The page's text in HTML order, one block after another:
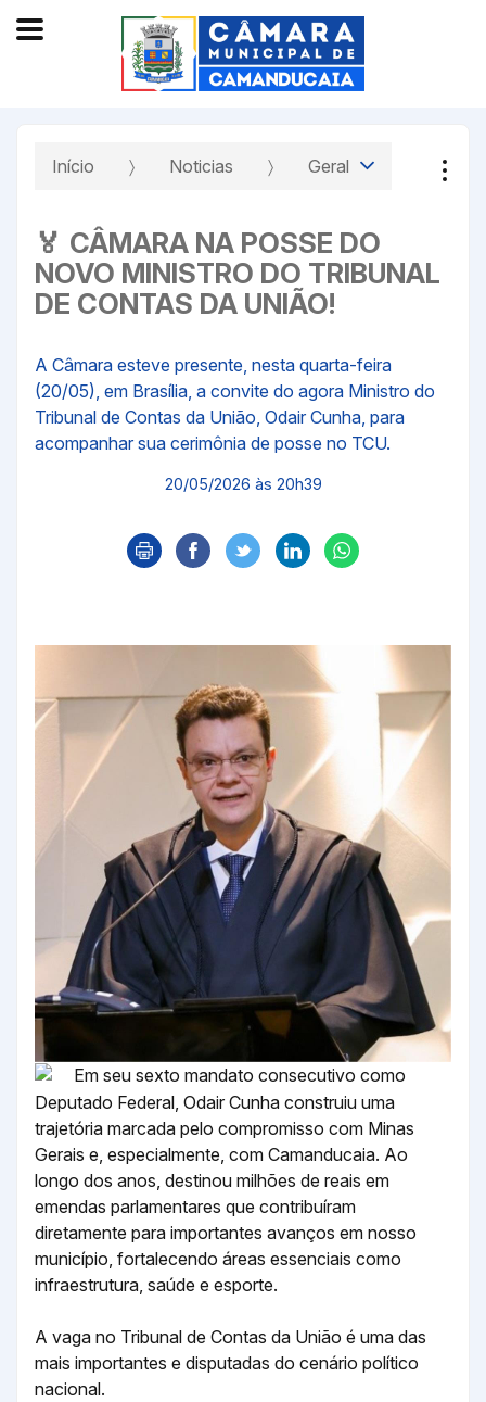
Início Noticias Geral
🏅 CÂMARA NA POSSE DO
NOVO MINISTRO DO TRIBUNAL
DE CONTAS DA UNIÃO!
A Câmara esteve presente, nesta quarta-feira
(20/05), em Brasília, a convite do agora Ministro do
Tribunal de Contas da União, Odair Cunha, para
acompanhar sua cerimônia de posse no TCU.
20/05/2026 às 20h39
Em seu sexto mandato consecutivo como
Deputado Federal, Odair Cunha construiu uma
trajetória marcada pelo compromisso com Minas
Gerais e, especialmente, com Camanducaia. Ao
longo dos anos, destinou milhões de reais em
emendas parlamentares que contribuíram
diretamente para importantes avanços em nosso
município, fortalecendo áreas essenciais como
infraestrutura, saúde e esporte.
A vaga no Tribunal de Contas da União é uma das
mais importantes e disputadas do cenário político
nacional.